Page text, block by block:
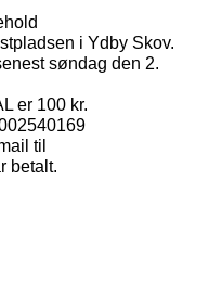
i Ydby Skov.
søndag den 2.
er 100 kr.
til
betalt.